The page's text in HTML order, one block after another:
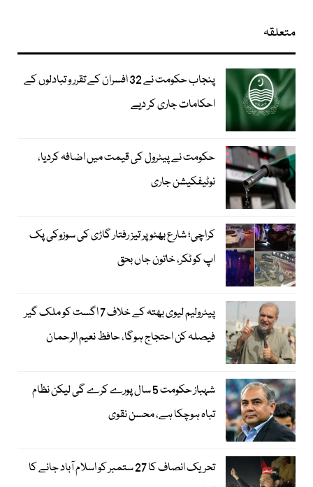
متعلقہ
پنجاب حکومت نے 32 افسران کے تقرر و تبادلوں کے
احکامات جاری کر دیے
حکومت نے پیٹرول کی قیمت میں اضافہ کردیا،
نوٹیفکیشن جاری
کراچی؛ شارع بھٹو پر تیز رفتار گاڑی کی سوزوکی پک
اپ کو ٹکر، خاتون جاں بحق
پیٹرولیم لیوی بھتہ کے خلاف 7 اگست کو ملک گیر
فیصلہ کن احتجاج ہوگا، حافظ نعیم الرحمان
شہباز حکومت 5 سال پورے کرے گی لیکن نظام
تباہ ہوچکا ہے، محسن نقوی
تحریک انصاف کا 27 ستمبر کو اسلام آباد جانے کا